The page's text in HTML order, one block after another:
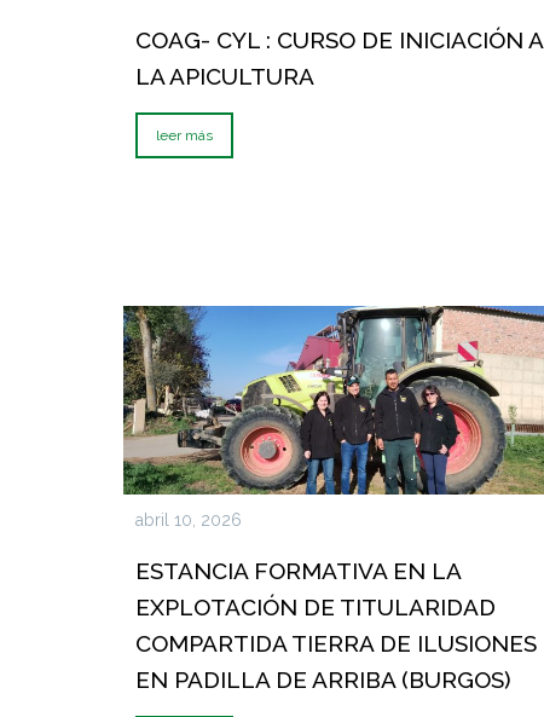
COAG- CYL : CURSO DE INICIACIÓN A
LA APICULTURA
leer más
abril 10, 2026
ESTANCIA FORMATIVA EN LA
EXPLOTACIÓN DE TITULARIDAD
COMPARTIDA TIERRA DE ILUSIONES
EN PADILLA DE ARRIBA (BURGOS)